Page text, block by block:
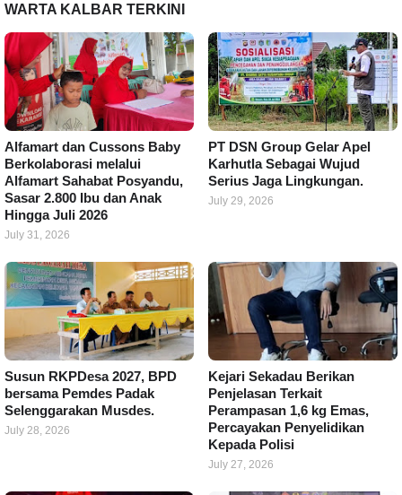
WARTA KALBAR TERKINI
Alfamart dan Cussons Baby
Berkolaborasi melalui
Alfamart Sahabat Posyandu,
Sasar 2.800 Ibu dan Anak
Hingga Juli 2026
July 31, 2026
PT DSN Group Gelar Apel
Karhutla Sebagai Wujud
Serius Jaga Lingkungan.
July 29, 2026
Susun RKPDesa 2027, BPD
bersama Pemdes Padak
Selenggarakan Musdes.
July 28, 2026
Kejari Sekadau Berikan
Penjelasan Terkait
Perampasan 1,6 kg Emas,
Percayakan Penyelidikan
Kepada Polisi
July 27, 2026